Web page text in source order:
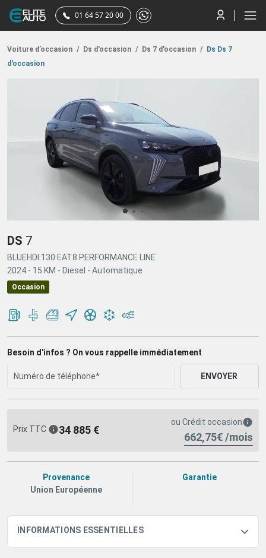
01 64 57 20 00
Voiture d’occasion / Ds d'occasion / Ds 7 d'occasion /
Ds Ds 7
d'occasion
DS 7
BLUEHDI 130 EAT8 PERFORMANCE LINE
2024 - 15 KM - Diesel - Automatique
Occasion
Besoin d'infos ? On vous rappelle immédiatement
ENVOYER
Prix TTC 34 885 €
ou Crédit occasion
662,75€ /mois
Provenance
Union Européenne
Garantie
INFORMATIONS ESSENTIELLES